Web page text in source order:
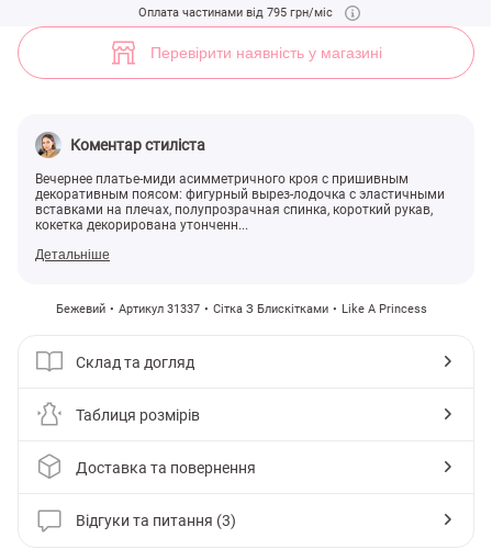
Оплата частинами від 795 грн/міс
Перевірити наявність у магазині
Коментар стиліста
Вечернее платье-миди асимметричного кроя с пришивным
декоративным поясом: фигурный вырез-лодочка с эластичными
вставками на плечах, полупрозрачная спинка, короткий рукав,
кокетка декорирована утонченн...
Детальніше
Бежевий Артикул 31337 Сітка З Блискітками Like A Princess
Склад та догляд
Таблиця розмірів
Доставка та повернення
Відгуки та питання (3)
(арт. 31337) ♡ інтернет-магазин Gepur